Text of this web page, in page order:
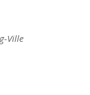
Ville